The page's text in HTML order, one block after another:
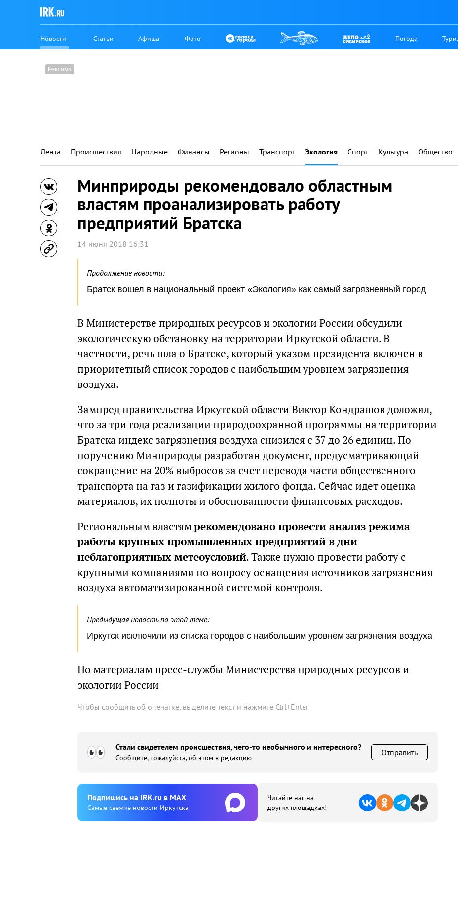
Новости Статьи Афиша Фото Погода
Лента Происшествия Народные Финансы Регионы Транспорт Экология Спорт Культура Общество
Минприроды рекомендовало областным
властям проанализировать работу
предприятий Братска
14 июня 2018 16:31
Продолжение новости:
Братск вошел в национальный проект «Экология» как самый загрязненный город
В Министерстве природных ресурсов и экологии России обсудили
экологическую обстановку на территории Иркутской области. В
частности, речь шла о Братске, который указом президента включен в
приоритетный список городов с наибольшим уровнем загрязнения
воздуха.
Зампред правительства Иркутской области Виктор Кондрашов доложил,
что за три года реализации природоохранной программы на территории
Братска индекс загрязнения воздуха снизился с 37 до 26 единиц. По
поручению Минприроды разработан документ, предусматривающий
сокращение на 20% выбросов за счет перевода части общественного
транспорта на газ и газификации жилого фонда. Сейчас идет оценка
материалов, их полноты и обоснованности финансовых расходов.
Региональным властямрекомендовано провести анализ режима
работы крупных промышленных предприятий в дни
неблагоприятных метеоусловий. Также нужно провести работу с
крупными компаниями по вопросу оснащения источников загрязнения
воздуха автоматизированной системой контроля.
Предыдущая новость по этой теме:
Иркутск исключили из списка городов с наибольшим уровнем загрязнения воздуха
По материалам пресс-службы Министерства природных ресурсов и
экологии России
Чтобы сообщить об опечатке, выделите текст и нажмите Ctrl+Enter
Стали свидетелем происшествия, чего-то необычного и интересного?
Сообщите, пожалуйста, об этом в редакцию
Отправить
Подпишиcь на IRK.ru в MAX
Cамые свежие новости Иркутска
Читайте нас на
других площадках!